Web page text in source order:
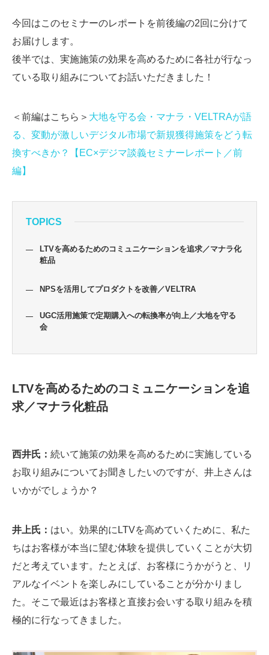
今回はこのセミナーのレポートを前後編の2回に分けて
お届けします。
後半では、実施施策の効果を高めるために各社が行なっ
ている取り組みについてお話いただきました！
＜前編はこちら＞ 大地を守る会・マナラ・VELTRAが語
る、変動が激しいデジタル市場で新規獲得施策をどう転
換すべきか？【EC×デジマ談義セミナーレポート／前
編】
TOPICS
LTVを高めるためのコミュニケーションを追求／マナラ化
粧品
NPSを活用してプロダクトを改善／VELTRA
UGC活用施策で定期購入への転換率が向上／大地を守る
会
LTVを高めるためのコミュニケーションを追
求／マナラ化粧品
西井氏： 続いて施策の効果を高めるために実施している
お取り組みについてお聞きしたいのですが、井上さんは
いかがでしょうか？
井上氏： はい。効果的にLTVを高めていくために、私た
ちはお客様が本当に望む体験を提供していくことが大切
だと考えています。たとえば、お客様にうかがうと、リ
アルなイベントを楽しみにしていることが分かりまし
た。そこで最近はお客様と直接お会いする取り組みを積
極的に行なってきました。